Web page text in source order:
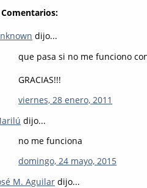
dijo...
que pasa si no me funciono
GRACIAS!!!
viernes, 28 enero, 2011
dijo...
no me funciona
domingo, 24 mayo, 2015
M. Aguilar dijo...